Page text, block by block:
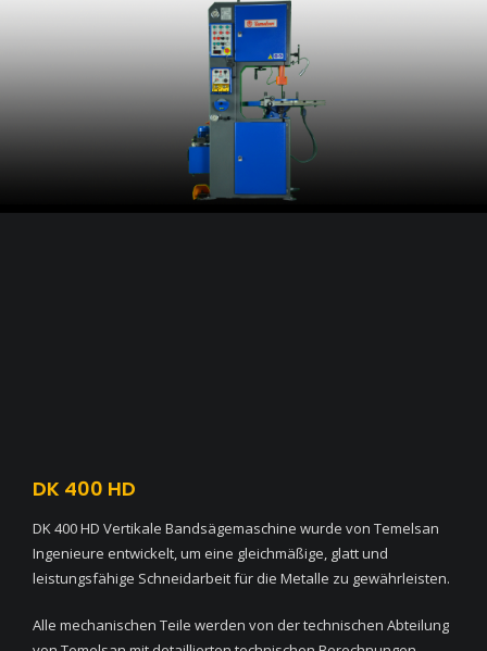
DK 400 HD
DK 400 HD Vertikale Bandsägemaschine wurde von Temelsan
Ingenieure entwickelt, um eine gleichmäßige, glatt und
leistungsfähige Schneidarbeit für die Metalle zu gewährleisten.
Alle mechanischen Teile werden von der technischen Abteilung